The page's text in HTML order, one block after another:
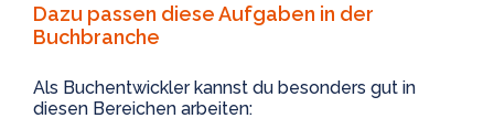
Dazu passen diese Aufgaben in der
Buchbranche
Als Buchentwickler kannst du besonders gut in
diesen Bereichen arbeiten: